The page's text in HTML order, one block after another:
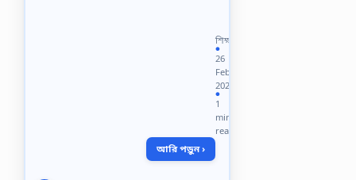
”সংকল্প
করেছ
যাহা,
সাধন
করহ
তাহা,রত
হয়ে
নিজ
শিক্ষা
●
26
Feb
2021
●
1
min
read
আরি পড়ুন ›